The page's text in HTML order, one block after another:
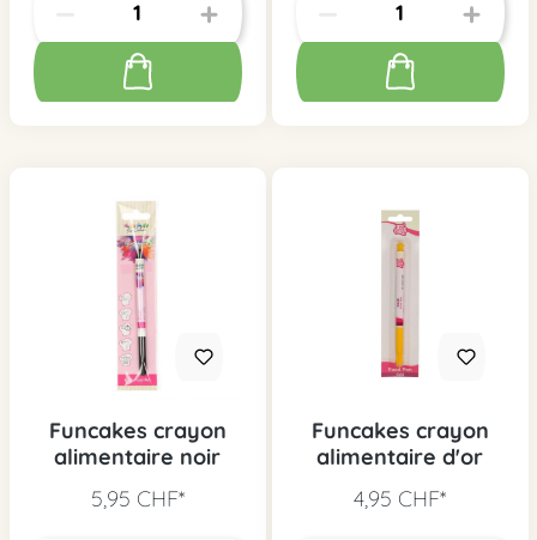
Funcakes crayon
alimentaire noir
5,95 CHF*
Funcakes crayon
alimentaire d'or
4,95 CHF*